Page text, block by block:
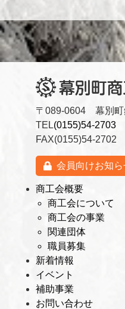
〒089-0604 幕別町
TEL(0155)54-2703
FAX(0155)54-2702
会員向けお知ら
商工会概要
商工会について
商工会の事業
関連団体
職員募集
新着情報
イベント
補助事業
お問い合わせ